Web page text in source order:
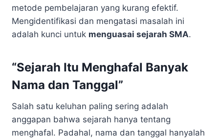
metode pembelajaran yang kurang efektif.
Mengidentifikasi dan mengatasi masalah ini
adalah kunci untuk menguasai sejarah SMA.
“Sejarah Itu Menghafal Banyak
Nama dan Tanggal”
Salah satu keluhan paling sering adalah
anggapan bahwa sejarah hanya tentang
menghafal. Padahal, nama dan tanggal hanyalah